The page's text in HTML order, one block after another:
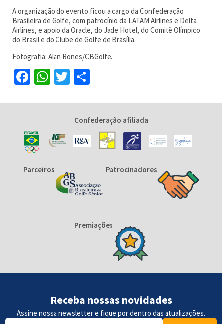
A organização do evento ficou a cargo da Confederação
Brasileira de Golfe, com patrocínio da LATAM Airlines e Delta
Airlines, e apoio da Oracle, do Jade Hotel, do Comitê Olímpico
do Brasil e do Clube de Golfe de Brasília.
Fotografia: Alan Rones/CBGolfe.
Facebook
WhatsApp
Twitter
Confederação afiliada
Parceiros Patrocinadores
Premiações
Receba nossas novidades
Assine nossa newsletter e fique por dentro das atualizações.